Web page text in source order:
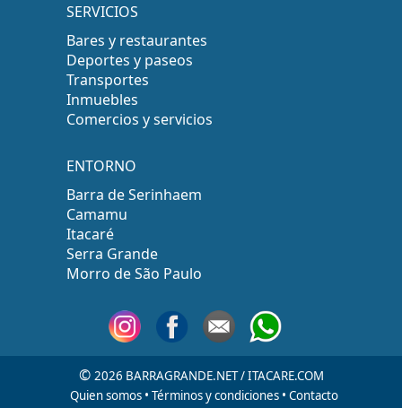
SERVICIOS
Bares y restaurantes
Deportes y paseos
Transportes
Inmuebles
Comercios y servicios
ENTORNO
Barra de Serinhaem
Camamu
Itacaré
Serra Grande
Morro de São Paulo
© 2026 BARRAGRANDE.NET / ITACARE.COM
Quien somos• Términos y condiciones• Contacto